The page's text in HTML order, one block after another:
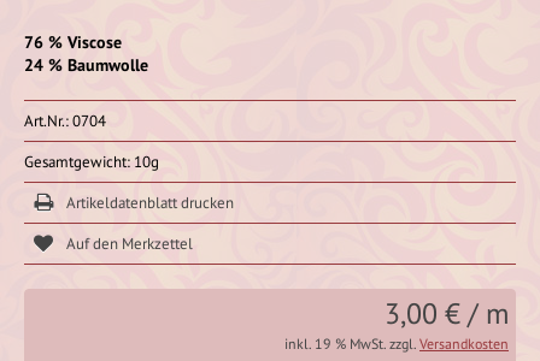
76 % Viscose
24 % Baumwolle
Art.Nr.: 0704
Gesamtgewicht: 10g
Artikeldatenblatt drucken
3,00 € / m
inkl. 19 % MwSt. zzgl. Versandkosten